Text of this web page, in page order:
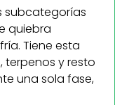
subcategorías
quiebra
Tiene esta
terpenos y resto
una sola fase,